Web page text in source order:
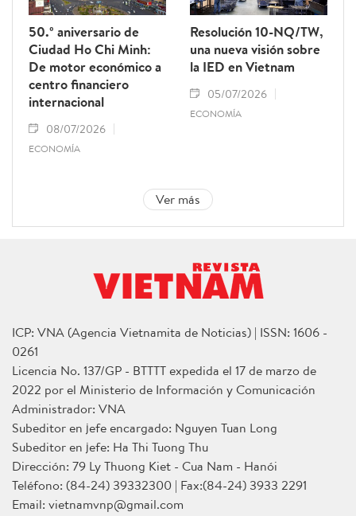
50.º aniversario de
Ciudad Ho Chi Minh:
De motor económico a
centro financiero
internacional
08/07/2026
ECONOMÍA
Resolución 10-NQ/TW,
una nueva visión sobre
la IED en Vietnam
05/07/2026
ECONOMÍA
Ver más
ICP: VNA (Agencia Vietnamita de Noticias) | ISSN: 1606 -
0261
Licencia No. 137/GP - BTTTT expedida el 17 de marzo de
2022 por el Ministerio de Información y Comunicación
Administrador: VNA
Subeditor en jefe encargado: Nguyen Tuan Long
Subeditor en jefe: Ha Thi Tuong Thu
Dirección: 79 Ly Thuong Kiet - Cua Nam - Hanói
Teléfono: (84-24) 39332300 | Fax:(84-24) 3933 2291
Email: vietnamvnp@gmail.com